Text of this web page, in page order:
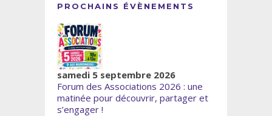
PROCHAINS ÉVÈNEMENTS
samedi 5 septembre 2026
Forum des Associations 2026 : une
matinée pour découvrir, partager et
s’engager !